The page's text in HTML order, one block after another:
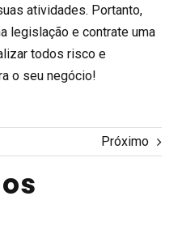
atividades. Portanto,
legislação e contrate uma
todos risco e
o seu negócio!
Próximo